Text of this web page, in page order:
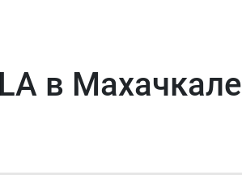
в Махачкале